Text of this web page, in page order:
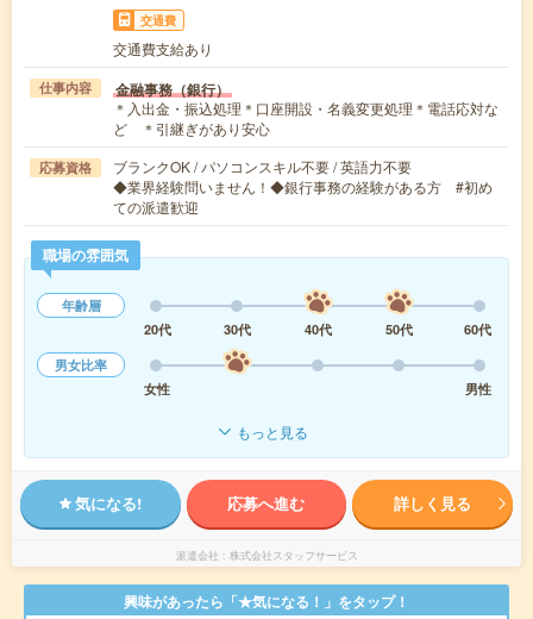
交通費
交通費支給あり
仕事内容 金融事務（銀行）
＊入出金・振込処理＊口座開設・名義変更処理＊電話応対な
ど ＊引継ぎがあり安心
応募資格
ブランクOK / パソコンスキル不要 / 英語力不要
◆業界経験問いません！◆銀行事務の経験がある方 #初め
ての派遣歓迎
職場の雰囲気
年齢層
20代
30代 40代 50代
60代
男女比率
女性
男性
もっと見る
気になる! 応募へ進む 詳しく見る
派遣会社 株式会社スタッフサービス
興味があったら「★気になる！」をタップ！